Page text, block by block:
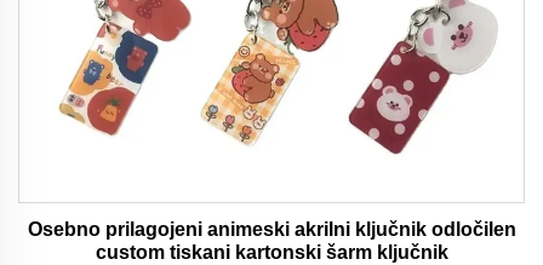
Osebno prilagojeni animeski akrilni ključnik odločilen
custom tiskani kartonski šarm ključnik